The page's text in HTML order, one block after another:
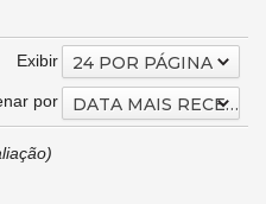
Exibir 24 POR PÁGINA
por DATA MAIS RECENTE